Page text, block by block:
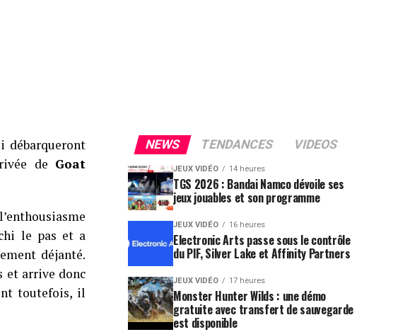
débarqueront
de Goat
le pas et a
déjanté.
et arrive donc
toutefois, il
NEWS TENDANCES VIDEOS
JEUX VIDÉO 14 heures
TGS 2026 : Bandai Namco dévoile ses
jeux jouables et son programme
JEUX VIDÉO 16 heures
Electronic Arts passe sous le contrôle
du PIF, Silver Lake et Affinity Partners
JEUX VIDÉO 17 heures
Monster Hunter Wilds : une démo
gratuite avec transfert de sauvegarde
est disponible